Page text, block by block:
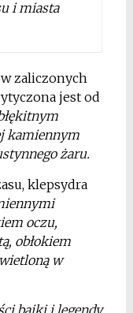
i miasta
zaliczonych
jest od
kamiennym
żaru.
klepsydra
oczu,
obłokiem
w
bajki i legendy